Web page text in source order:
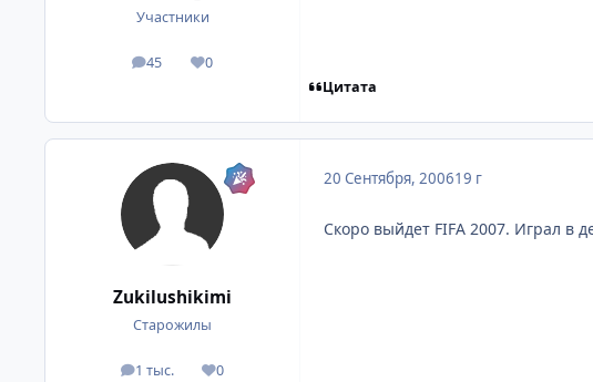
Участники
45
посты 0
Репутация
Цитата
Zukilushikimi
Старожилы
1 тыс.
посты 0
Репутация
20 Сентября, 200619 г
Скоро выйдет FIFA 2007. Играл в